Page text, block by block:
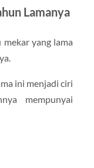
Lamanya
yang lama
ini menjadi ciri
mempunyai